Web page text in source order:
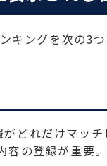
ングを次の3つ
どれだけマッチ
の登録が重要。